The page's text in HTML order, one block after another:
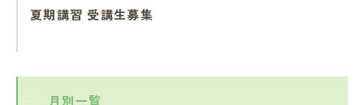
夏期講習 受講生募集
月別一覧